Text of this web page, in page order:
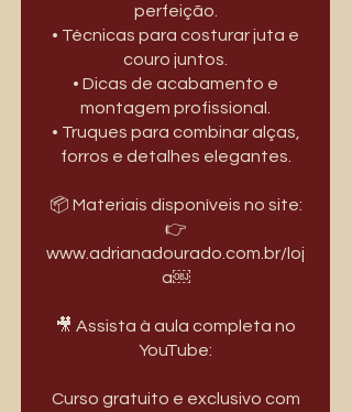
perfeição.
• Técnicas para costurar juta e
couro juntos.
• Dicas de acabamento e
montagem profissional.
• Truques para combinar alças,
forros e detalhes elegantes.
📦 Materiais disponíveis no site:
👉
www.adrianadourado.com.br/loj
a￼
🎥 Assista à aula completa no
YouTube:
Curso gratuito e exclusivo com